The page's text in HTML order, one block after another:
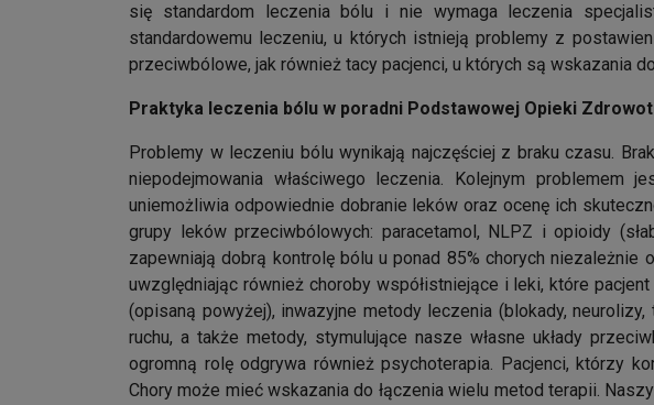
się standardom leczenia bólu i nie wymaga leczenia
standardowemu leczeniu, u których istnieją problemy z
przeciwbólowe, jak również tacy pacjenci, u których są wskazania
Praktyka leczenia bólu w poradni Podstawowej Opieki
Problemy w leczeniu bólu wynikają najczęściej z braku czasu.
niepodejmowania właściwego leczenia. Kolejnym
uniemożliwia odpowiednie dobranie leków oraz ocenę ich
grupy leków przeciwbólowych: paracetamol, NLPZ i opioidy
zapewniają dobrą kontrolę bólu u ponad 85% chorych
uwzględniając również choroby współistniejące i leki, które
(opisaną powyżej), inwazyjne metody leczenia (blokady,
ruchu, a także metody, stymulujące nasze własne układy
ogromną rolę odgrywa również psychoterapia. Pacjenci, którzy
Chory może mieć wskazania do łączenia wielu metod terapii.